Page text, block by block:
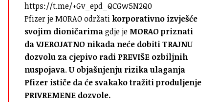
https://t.me/+Gv_epd_QCGw5N2Q0
Pfizer je MORAO održati korporativno izvješće
svojim dioničarimagdje je MORAO priznati
da VJEROJATNO nikada neće dobiti TRAJNU
dozvolu za cjepivo radi PREVIŠE ozbiljnih
nuspojava.U objašnjenju rizika ulaganja
Pfizer ističe da će svakako tražiti produljenje
PRIVREMENE dozvole.